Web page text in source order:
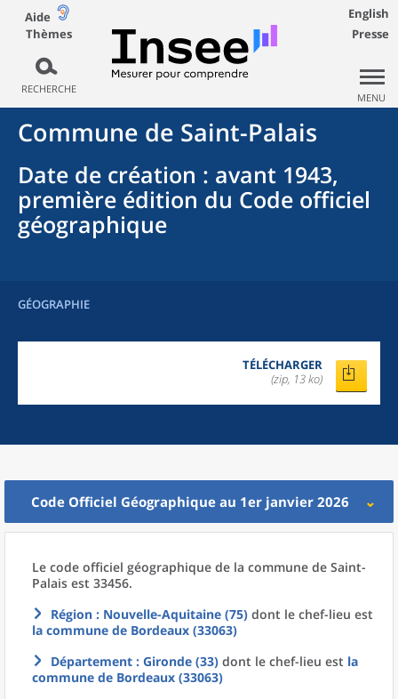
Aide
Thèmes
RECHERCHE
English
Presse
MENU
Commune de Saint-Palais
Date de création : avant 1943,
première édition du Code officiel
géographique
GÉOGRAPHIE
TÉLÉCHARGER
(zip, 13 ko)
Code Officiel Géographique au 1er janvier 2026
Le code officiel géographique de la commune de Saint-
Palais est 33456.
Région : Nouvelle-Aquitaine (75) dont le chef-lieu est
la commune de Bordeaux (33063)
Département : Gironde (33) dont le chef-lieu est la
commune de Bordeaux (33063)